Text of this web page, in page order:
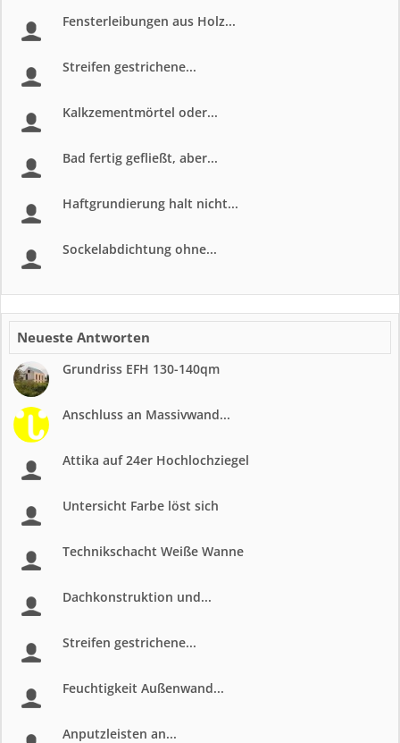
Fensterleibungen aus Holz...
Streifen gestrichene...
Kalkzementmörtel oder...
Bad fertig gefließt, aber...
Haftgrundierung halt nicht...
Sockelabdichtung ohne...
Neueste Antworten
Grundriss EFH 130-140qm
Anschluss an Massivwand...
Attika auf 24er Hochlochziegel
Untersicht Farbe löst sich
Technikschacht Weiße Wanne
Dachkonstruktion und...
Streifen gestrichene...
Feuchtigkeit Außenwand...
Anputzleisten an...